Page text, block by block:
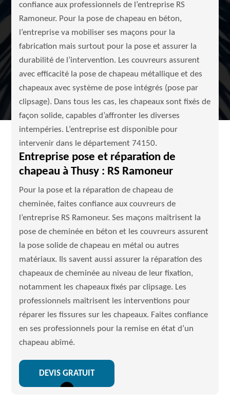
confiance aux professionnels de l’entreprise RS
Ramoneur. Pour la pose de chapeau en béton,
l’entreprise va mobiliser ses maçons pour la
fabrication mais surtout pour la pose et assurer la
durabilité de l’intervention. Les couvreurs assurent
avec efficacité la pose de chapeau métallique et des
chapeaux avec système de pose intégrés (pose par
clipsage). Dans tous les cas, les chapeaux sont fixés de
façon solide, capables d’affronter les diverses
intempéries. L’entreprise est disponible pour
intervenir dans le département 74150.
Entreprise pose et réparation de
chapeau à Thusy : RS Ramoneur
Pour la pose et la réparation de chapeau de
cheminée, faites confiance aux couvreurs de
l’entreprise RS Ramoneur. Ses maçons maîtrisent la
pose de cheminée en béton et les couvreurs assurent
la pose solide de chapeau en métal ou autres
matériaux. Ils savent aussi assurer la réparation des
chapeaux de cheminée au niveau de leur fixation,
notamment les chapeaux fixés par clipsage. Les
professionnels maîtrisent les interventions pour
réparer les fissures sur les chapeaux. Faites confiance
en ses professionnels pour la remise en état d’un
chapeau abîmé.
DEVIS GRATUIT